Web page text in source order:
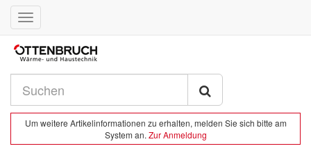
Toggle
navigation
Um weitere Artikelinformationen zu erhalten, melden Sie sich bitte am
System an. Zur Anmeldung